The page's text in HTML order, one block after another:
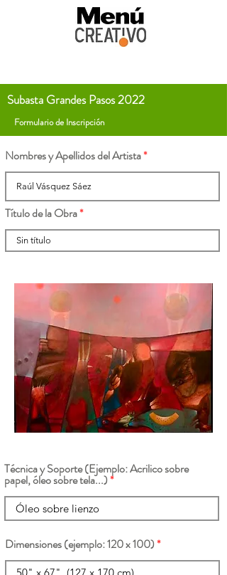
Subasta Grandes Pasos 2022
Formulario de Inscripción
Nombres y Apellidos del Artista
Título de la Obra
Técnica y Soporte (Ejemplo: Acrilico sobre
papel, óleo sobre tela...)
Dimensiones (ejemplo: 120 x 100)